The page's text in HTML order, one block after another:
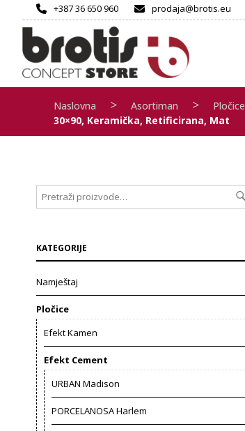
+387 36 650 960 prodaja@brotis.eu
Naslovna > Asortiman > Pločice
30×90, Keramička, Retificirana, Mat
KATEGORIJE
Namještaj
Pločice
Efekt Kamen
Efekt Cement
URBAN Madison
PORCELANOSA Harlem